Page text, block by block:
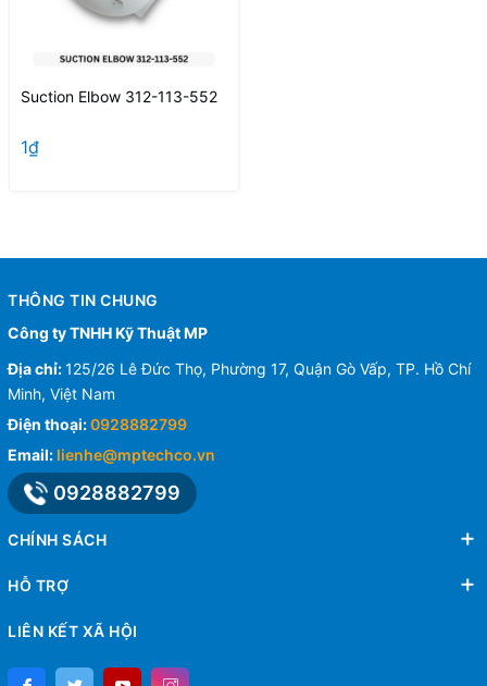
Suction Elbow 312-113-552
1₫
THÔNG TIN CHUNG
Công ty TNHH Kỹ Thuật MP
Địa chỉ:125/26 Lê Đức Thọ, Phường 17, Quận Gò Vấp, TP. Hồ Chí
Minh, Việt Nam
Điện thoại:0928882799
Email: lienhe@mptechco.vn
0928882799
CHÍNH SÁCH
HỖ TRỢ
LIÊN KẾT XÃ HỘI